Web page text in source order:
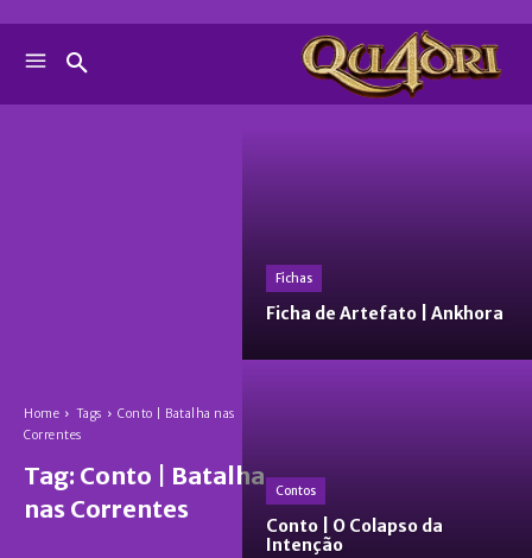
Home Tags
Conto | Batalha nas
Correntes
Tag: Conto | Batalha
nas Correntes
Fichas
Ficha de Artefato | Ankhora
Contos
Conto | O Colapso da
Intenção